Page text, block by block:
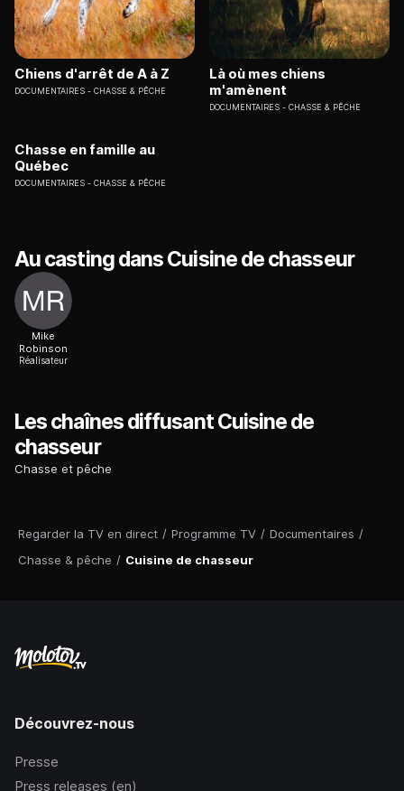
Regarder la TV en direct / Programme TV / Documentaires /
Chasse & pêche / Cuisine de chasseur
Chiens d'arrêt de A à Z
DOCUMENTAIRES CHASSE & PÊCHE
Là où mes chiens
m'amènent
DOCUMENTAIRES CHASSE & PÊCHE
Chasse en famille au
Québec
DOCUMENTAIRES CHASSE & PÊCHE
Au casting dans Cuisine de chasseur
Mike
Robinson
Réalisateur
Les chaînes diffusant Cuisine de
chasseur
Chasse et pêche
Découvrez-nous
Presse
Press releases (en)